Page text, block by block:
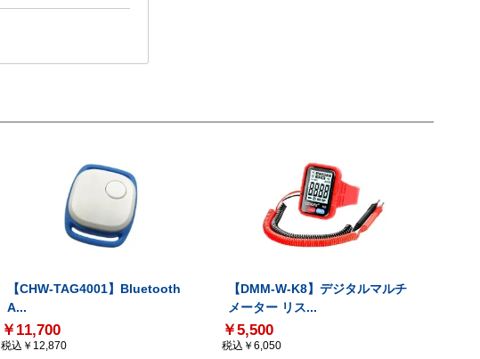
【CHW-TAG4001】Bluetooth
A...
￥11,700
税込￥12,870
【DMM-W-K8】デジタルマルチ
メーター リス...
￥5,500
税込￥6,050